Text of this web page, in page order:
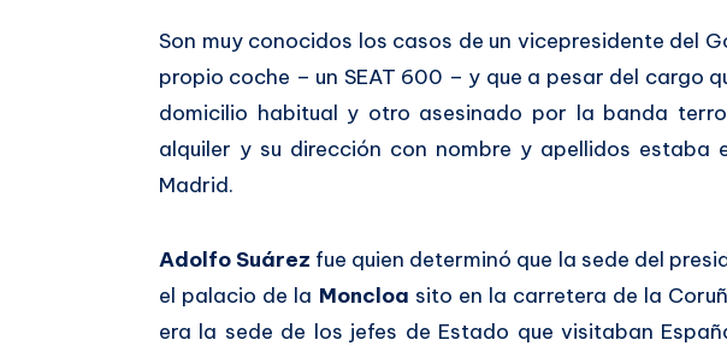
Son muy conocidos los casos de un vicepresidente del
propio coche – un SEAT 600 – y que a pesar del cargo
domicilio habitual y otro asesinado por la banda
alquiler y su dirección con nombre y apellidos estaba
Madrid.
Adolfo Suárez fue quien determinó que la sede del
el palacio de la Moncloa sito en la carretera de la
era la sede de los jefes de Estado que visitaban